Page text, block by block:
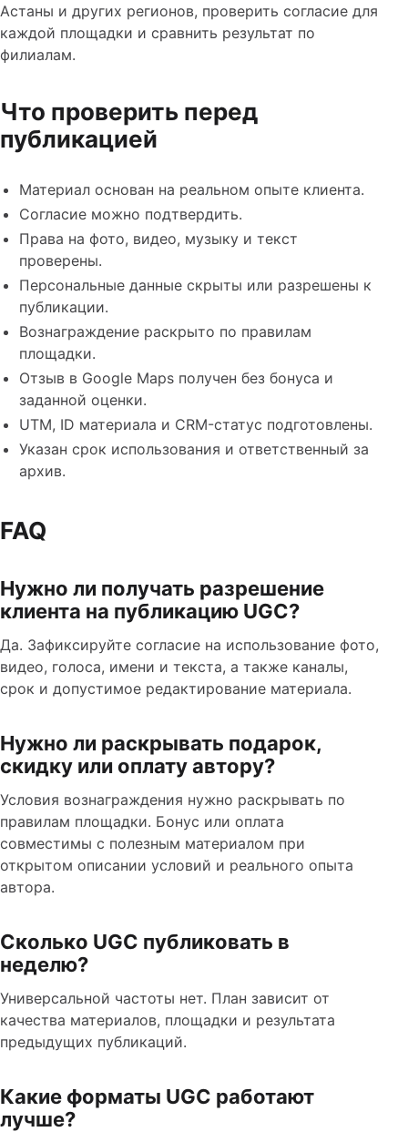
Астаны и других регионов, проверить согласие для
каждой площадки и сравнить результат по
филиалам.
Что проверить перед
публикацией
Материал основан на реальном опыте клиента.
Согласие можно подтвердить.
Права на фото, видео, музыку и текст
проверены.
Персональные данные скрыты или разрешены к
публикации.
Вознаграждение раскрыто по правилам
площадки.
Отзыв в Google Maps получен без бонуса и
заданной оценки.
UTM, ID материала и CRM-статус подготовлены.
Указан срок использования и ответственный за
архив.
FAQ
Нужно ли получать разрешение
клиента на публикацию UGC?
Да. Зафиксируйте согласие на использование фото,
видео, голоса, имени и текста, а также каналы,
срок и допустимое редактирование материала.
Нужно ли раскрывать подарок,
скидку или оплату автору?
Условия вознаграждения нужно раскрывать по
правилам площадки. Бонус или оплата
совместимы с полезным материалом при
открытом описании условий и реального опыта
автора.
Сколько UGC публиковать в
неделю?
Универсальной частоты нет. План зависит от
качества материалов, площадки и результата
предыдущих публикаций.
Какие форматы UGC работают
лучше?